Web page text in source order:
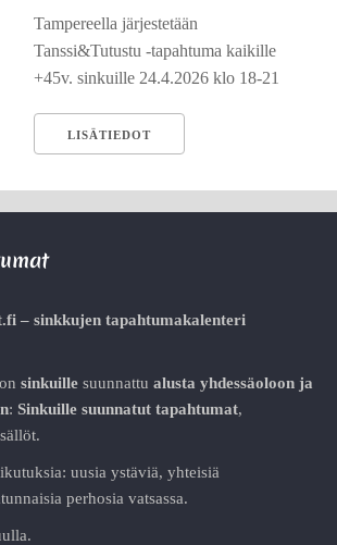
Tampereella järjestetään
Tanssi&Tutustu -tapahtuma kaikille
+45v. sinkuille 24.4.2026 klo 18-21
LISÄTIEDOT
– sinkkujen tapahtumakalenteri
sinkuille suunnattu alusta yhdessäoloon ja
: Sinkuille suunnatut tapahtumat,
uusia ystäviä, yhteisiä
perhosia vatsassa.